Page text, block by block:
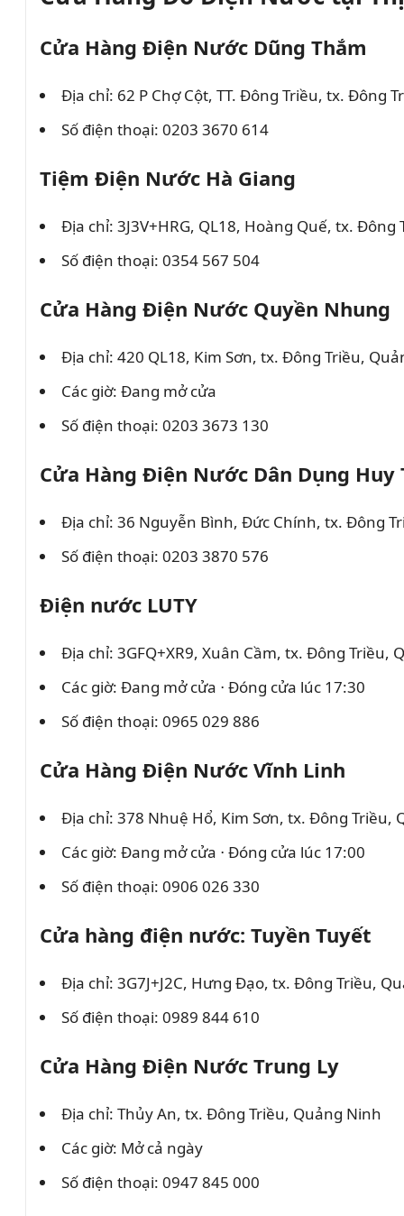
Cửa Hàng Điện Nước Dũng Thắm
Địa chỉ: 62 P Chợ Cột, TT. Đông Triều, tx. Đông
Số điện thoại: 0203 3670 614
Tiệm Điện Nước Hà Giang
Địa chỉ: 3J3V+HRG, QL18, Hoàng Quế, tx.
Số điện thoại: 0354 567 504
Cửa Hàng Điện Nước Quyền Nhung
Địa chỉ: 420 QL18, Kim Sơn, tx. Đông Triều,
Các giờ: Đang mở cửa
Số điện thoại: 0203 3673 130
Cửa Hàng Điện Nước Dân Dụng Huy
Địa chỉ: 36 Nguyễn Bình, Đức Chính, tx. Đông
Số điện thoại: 0203 3870 576
Điện nước LUTY
Địa chỉ: 3GFQ+XR9, Xuân Cầm, tx. Đông Triều,
Các giờ: Đang mở cửa ⋅ Đóng cửa lúc 17:30
Số điện thoại: 0965 029 886
Cửa Hàng Điện Nước Vĩnh Linh
Địa chỉ: 378 Nhuệ Hổ, Kim Sơn, tx. Đông Triều,
Các giờ: Đang mở cửa ⋅ Đóng cửa lúc 17:00
Số điện thoại: 0906 026 330
Cửa hàng điện nước: Tuyền Tuyết
Địa chỉ: 3G7J+J2C, Hưng Đạo, tx. Đông Triều,
Số điện thoại: 0989 844 610
Cửa Hàng Điện Nước Trung Ly
Địa chỉ: Thủy An, tx. Đông Triều, Quảng Ninh
Các giờ: Mở cả ngày
Số điện thoại: 0947 845 000